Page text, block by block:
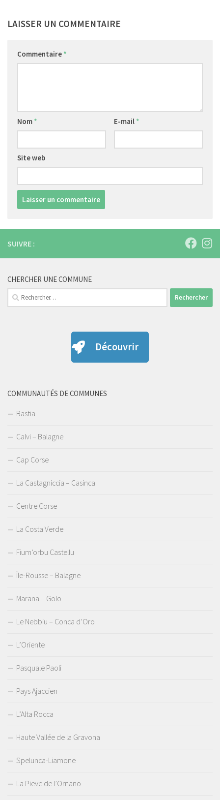
LAISSER UN COMMENTAIRE
Commentaire *
Nom * E-mail *
Site web
SUIVRE :
CHERCHER UNE COMMUNE
Rechercher :
Découvrir
COMMUNAUTÉS DE COMMUNES
Bastia
Calvi – Balagne
Cap Corse
La Castagniccia – Casinca
Centre Corse
La Costa Verde
Fium’orbu Castellu
Île-Rousse – Balagne
Marana – Golo
Le Nebbiu – Conca d’Oro
L’Oriente
Pasquale Paoli
Pays Ajaccien
L’Alta Rocca
Haute Vallée de la Gravona
Spelunca-Liamone
La Pieve de l’Ornano